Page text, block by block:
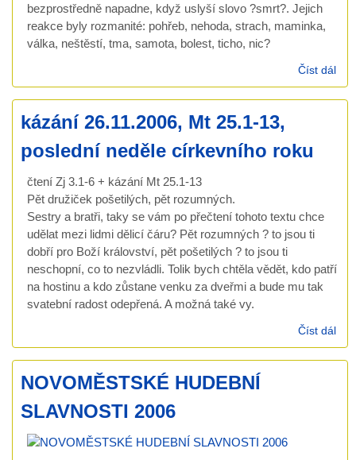
bezprostředně napadne, když uslyší slovo ?smrt?. Jejich
reakce byly rozmanité: pohřeb, nehoda, strach, maminka,
válka, neštěstí, tma, samota, bolest, ticho, nic?
Číst dál
Ž
kázání 26.11.2006, Mt 25.1-13,
poslední neděle církevního roku
čtení Zj 3.1-6 + kázání Mt 25.1-13
Pět družiček pošetilých, pět rozumných.
Sestry a bratři, taky se vám po přečtení tohoto textu chce
udělat mezi lidmi dělicí čáru? Pět rozumných ? to jsou ti
dobří pro Boží království, pět pošetilých ? to jsou ti
neschopní, co to nezvládli. Tolik bych chtěla vědět, kdo patří
na hostinu a kdo zůstane venku za dveřmi a bude mu tak
svatební radost odepřená. A možná také vy.
Číst dál
Mt
NOVOMĚSTSKÉ HUDEBNÍ
SLAVNOSTI 2006